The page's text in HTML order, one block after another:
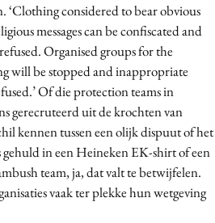
‘Clothing considered to bear obvious
messages can be confiscated and
Organised groups for the
will be stopped and inappropriate
Of die protection teams in
gerecruteerd uit de krochten van
kennen tussen een olijk dispuut of het
gehuld in een Heineken EK-shirt of een
team, ja, dat valt te betwijfelen.
vaak ter plekke hun wetgeving